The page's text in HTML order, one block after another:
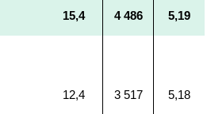
15,4 4 486 5,19
12,4 3 517 5,18